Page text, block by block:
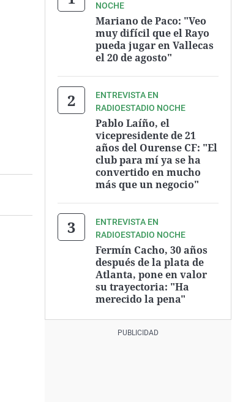
NOCHE
Mariano de Paco: "Veo
muy difícil que el Rayo
pueda jugar en Vallecas
el 20 de agosto"
ENTREVISTA EN
RADIOESTADIO NOCHE
Pablo Laíño, el
vicepresidente de 21
años del Ourense CF: "El
club para mí ya se ha
convertido en mucho
más que un negocio"
ENTREVISTA EN
RADIOESTADIO NOCHE
Fermín Cacho, 30 años
después de la plata de
Atlanta, pone en valor
su trayectoria: "Ha
merecido la pena"